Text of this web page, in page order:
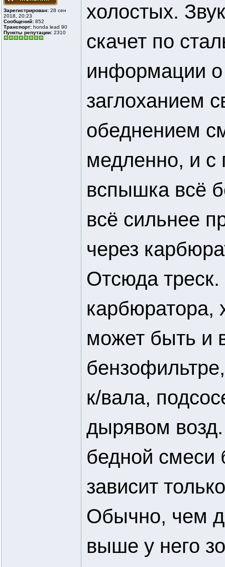
Зарегистрирован: 28 сен
2018, 20:23
Сообщений: 852
Транспорт: honda lead 90
Пункты репутации: 2310
холостых.
скачет по
информации
заглоханием
обеднением
медленно, и
вспышка всё
всё сильнее
через
Отсюда треск.
карбюратора,
может быть и
к/вала,
дырявом
бедной смеси
зависит
Обычно, чем
выше у него